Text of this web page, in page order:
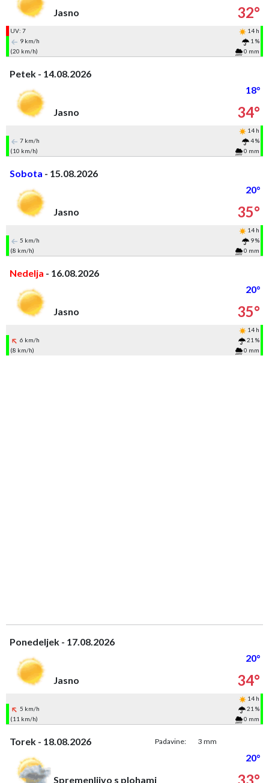
Jasno 32°
UV: 7
14 h
9 km/h
1 %
(20 km/h)
0 mm
Petek - 14.08.2026
18°
Jasno
34°
14 h
7 km/h
4 %
(10 km/h)
0 mm
Sobota - 15.08.2026
20°
Jasno
35°
14 h
5 km/h
9 %
(8 km/h)
0 mm
Nedelja - 16.08.2026
20°
Jasno
35°
14 h
6 km/h
21 %
(8 km/h)
0 mm
Ponedeljek - 17.08.2026
20°
Jasno
34°
14 h
5 km/h
21 %
(11 km/h)
0 mm
Torek - 18.08.2026 Padavine: 3 mm
20°
Spremenljivo s plohami